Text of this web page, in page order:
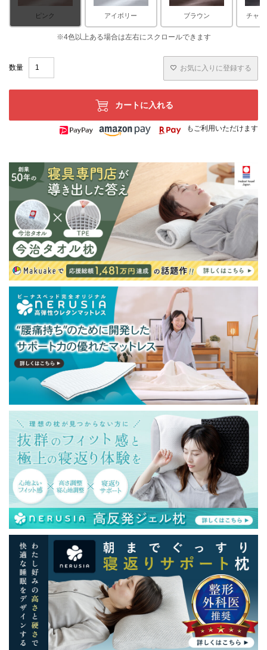
ピンク アイボリー ブラウン チャ
お気に入りに登録する
カートに入れる
もご利用いただけます